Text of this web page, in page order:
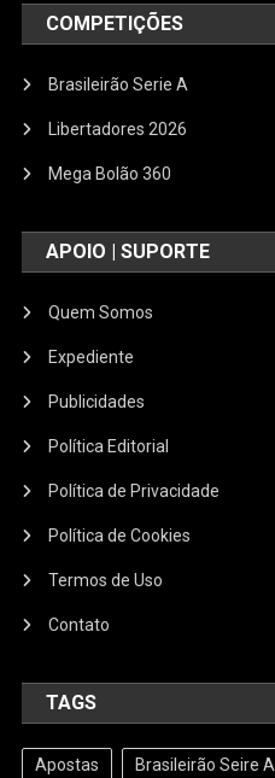
COMPETIÇÕES
Brasileirão Serie A
Libertadores 2026
Mega Bolão 360
APOIO | SUPORTE
Quem Somos
Expediente
Publicidades
Política Editorial
Política de Privacidade
Política de Cookies
Termos de Uso
Contato
TAGS
Apostas Brasileirão Seire A